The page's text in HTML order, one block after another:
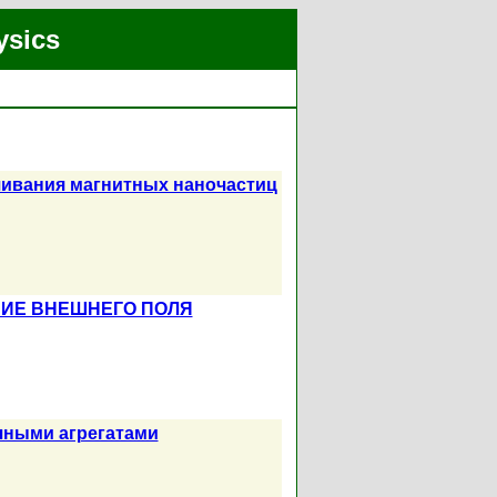
магнитных наночастиц
ВНЕШНЕГО ПОЛЯ
агрегатами